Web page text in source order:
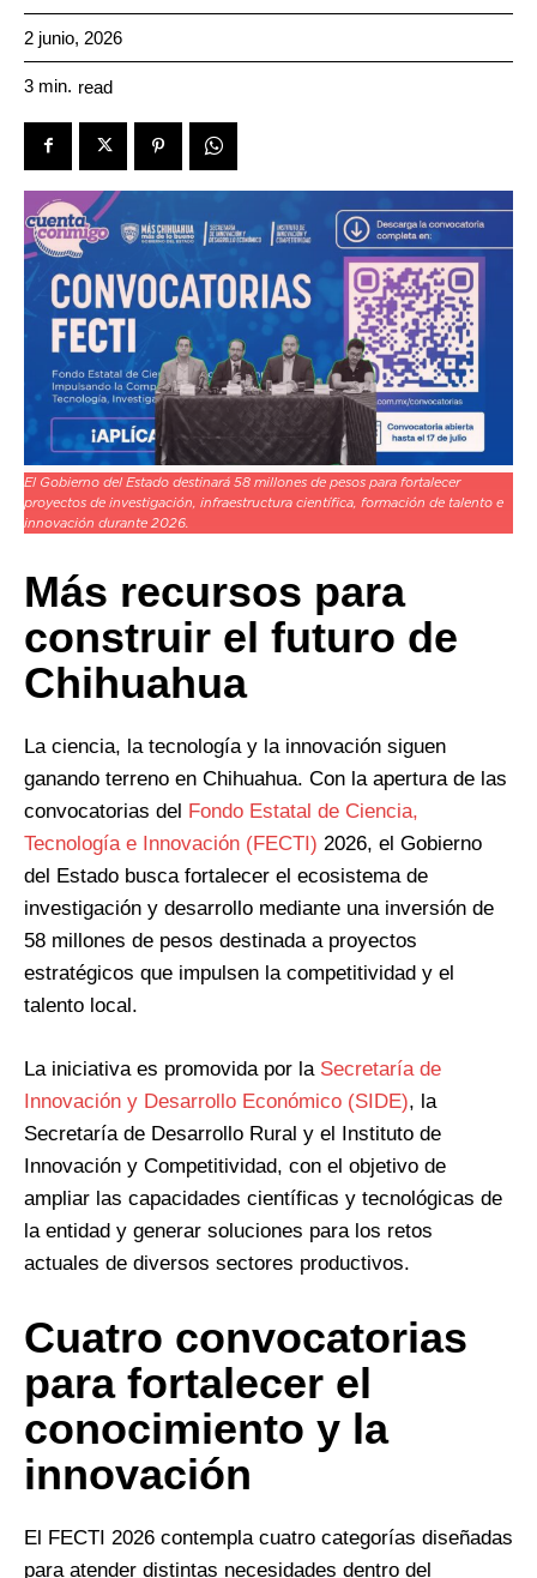
2 junio, 2026
3 min. read
El Gobierno del Estado destinará 58 millones de pesos para fortalecer
proyectos de investigación, infraestructura científica, formación de talento e
innovación durante 2026.
Más recursos para
construir el futuro de
Chihuahua
La ciencia, la tecnología y la innovación siguen
ganando terreno en Chihuahua. Con la apertura de las
convocatorias del
Fondo Estatal de Ciencia,
Tecnología e Innovación (FECTI) 2026, el Gobierno
del Estado busca fortalecer el ecosistema de
investigación y desarrollo mediante una inversión de
58 millones de pesos destinada a proyectos
estratégicos que impulsen la competitividad y el
talento local.
La iniciativa es promovida por la Secretaría de
Innovación y Desarrollo Económico (SIDE), la
Secretaría de Desarrollo Rural y el Instituto de
Innovación y Competitividad, con el objetivo de
ampliar las capacidades científicas y tecnológicas de
la entidad y generar soluciones para los retos
actuales de diversos sectores productivos.
Cuatro convocatorias
para fortalecer el
conocimiento y la
innovación
El FECTI 2026 contempla cuatro categorías diseñadas
para atender distintas necesidades dentro del